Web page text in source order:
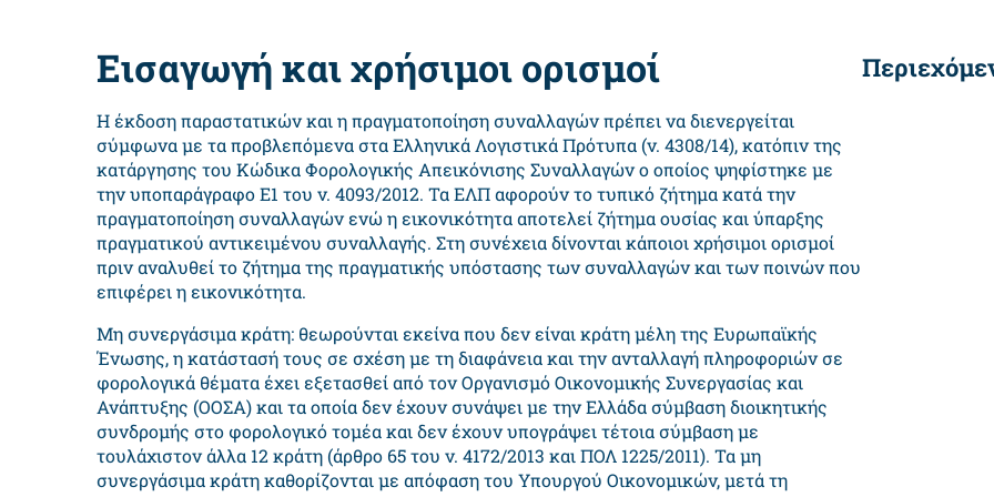
Εισαγωγή και χρήσιμοι ορισμοί
Η έκδοση παραστατικών και η πραγματοποίηση συναλλαγών πρέπει να διενεργείται
σύμφωνα με τα προβλεπόμενα στα Ελληνικά Λογιστικά Πρότυπα (ν. 4308/14), κατόπιν της
κατάργησης του Κώδικα Φορολογικής Απεικόνισης Συναλλαγών ο οποίος ψηφίστηκε με
την υποπαράγραφο Ε1 του ν. 4093/2012. Τα ΕΛΠ αφορούν το τυπικό ζήτημα κατά την
πραγματοποίηση συναλλαγών ενώ η εικονικότητα αποτελεί ζήτημα ουσίας και ύπαρξης
πραγματικού αντικειμένου συναλλαγής. Στη συνέχεια δίνονται κάποιοι χρήσιμοι ορισμοί
πριν αναλυθεί το ζήτημα της πραγματικής υπόστασης των συναλλαγών και των ποινών που
επιφέρει η εικονικότητα.
Μη συνεργάσιμα κράτη: θεωρούνται εκείνα που δεν είναι κράτη μέλη της Ευρωπαϊκής
Ένωσης, η κατάστασή τους σε σχέση με τη διαφάνεια και την ανταλλαγή πληροφοριών σε
φορολογικά θέματα έχει εξετασθεί από τον Οργανισμό Οικονομικής Συνεργασίας και
Ανάπτυξης (ΟΟΣΑ) και τα οποία δεν έχουν συνάψει με την Ελλάδα σύμβαση διοικητικής
συνδρομής στο φορολογικό τομέα και δεν έχουν υπογράψει τέτοια σύμβαση με
τουλάχιστον άλλα 12 κράτη (άρθρο 65 του ν. 4172/2013 και ΠΟΛ 1225/2011). Τα μη
συνεργάσιμα κράτη καθορίζονται με απόφαση του Υπουργού Οικονομικών, μετά τη